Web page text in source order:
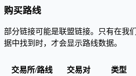
购买路线
部分链接可能是联盟链接。只有在我
据中找到时，才会显示路线数据。
交易所/路线 交易对 类型